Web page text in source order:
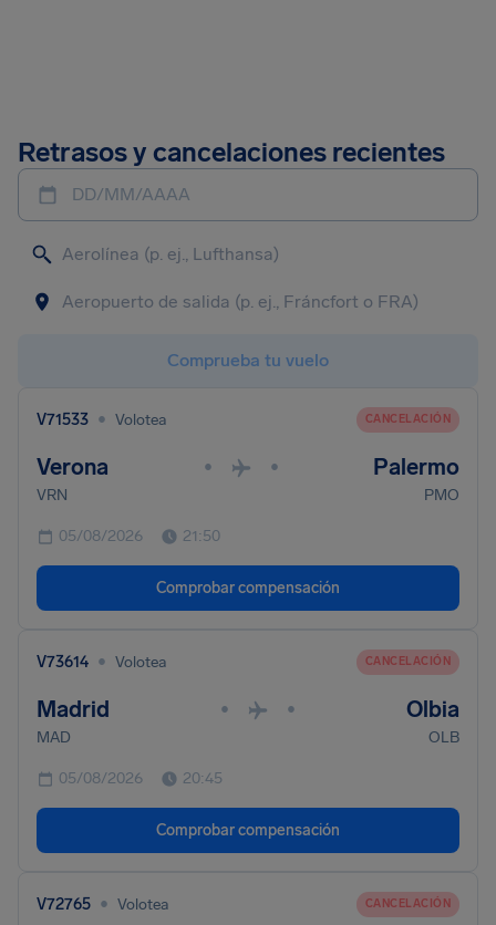
Retrasos y cancelaciones recientes
DD/MM/AAAA
Comprueba tu vuelo
V71533 • Volotea CANCELACIÓN
Verona • • Palermo
VRN PMO
05/08/2026 21:50
Comprobar compensación
V73614 • Volotea CANCELACIÓN
Madrid • • Olbia
MAD OLB
05/08/2026 20:45
Comprobar compensación
V72765 • Volotea CANCELACIÓN